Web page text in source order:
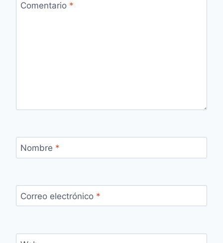
Comentario *
Nombre *
Correo electrónico *